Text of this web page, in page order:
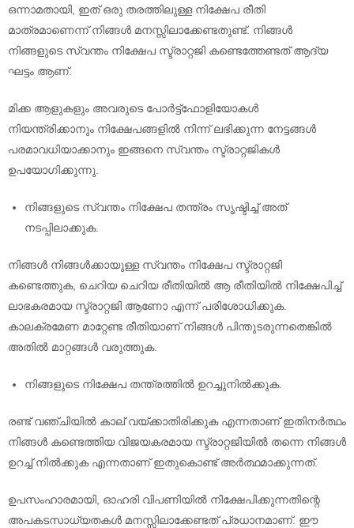
ഒന്നാമതായി, ഇത് ഒരു തരത്തിലുള്ള നിക്ഷേപ രീതി
മാത്രമാണെന്ന് നിങ്ങൾ മനസ്സിലാക്കേണ്ടതുണ്ട്. നിങ്ങൾ
നിങ്ങളുടെ സ്വന്തം നിക്ഷേപ സ്ട്രാറ്റജി കണ്ടെത്തേണ്ടത് ആദ്യ
ഘട്ടം ആണ്.
മിക്ക ആളുകളും അവരുടെ പോർട്ട്‌ഫോളിയോകൾ
നിയന്ത്രിക്കാനും നിക്ഷേപങ്ങളിൽ നിന്ന് ലഭിക്കുന്ന നേട്ടങ്ങൾ
പരമാവധിയാക്കാനും ഇങ്ങനെ സ്വന്തം സ്ട്രാറ്റജികൾ
ഉപയോഗിക്കുന്നു.
നിങ്ങളുടെ സ്വന്തം നിക്ഷേപ തന്ത്രം സൃഷ്ടിച്ച് അത്
നടപ്പിലാക്കുക.
നിങ്ങൾ നിങ്ങൾക്കായുള്ള സ്വന്തം നിക്ഷേപ സ്ട്രാറ്റജി
കണ്ടെത്തുക, ചെറിയ ചെറിയ രീതിയിൽ ആ രീതിയിൽ നിക്ഷേപിച്ച്
ലാഭകരമായ സ്ട്രാറ്റജി ആണോ എന്ന് പരിശോധിക്കുക.
കാലക്രമേണ മാറ്റേണ്ട രീതിയാണ് നിങ്ങൾ പിന്തുടരുന്നതെങ്കിൽ
അതിൽ മാറ്റങ്ങൾ വരുത്തുക.
നിങ്ങളുടെ നിക്ഷേപ തന്ത്രത്തിൽ ഉറച്ചുനിൽക്കുക.
രണ്ട് വഞ്ചിയിൽ കാല് വയ്ക്കാതിരിക്കുക എന്നതാണ് ഇതിനർത്ഥം
നിങ്ങൾ കണ്ടെത്തിയ വിജയകരമായ സ്ട്രാറ്റജിയിൽ തന്നെ നിങ്ങൾ
ഉറച്ച് നിൽക്കുക എന്നതാണ് ഇതുകൊണ്ട് അർത്ഥമാക്കുന്നത്.
ഉപസംഹാരമായി, ഓഹരി വിപണിയിൽ നിക്ഷേപിക്കുന്നതിന്റെ
അപകടസാധ്യതകൾ മനസ്സിലാക്കേണ്ടത് പ്രധാനമാണ്. ഈ